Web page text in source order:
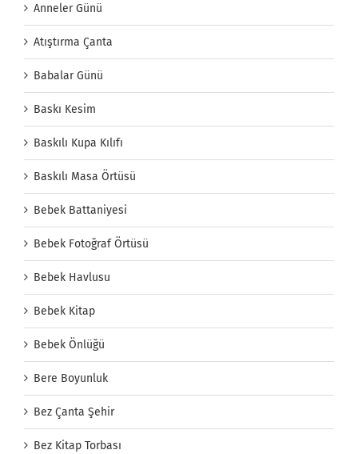
Anneler Günü
Atıştırma Çanta
Babalar Günü
Baskı Kesim
Baskılı Kupa Kılıfı
Baskılı Masa Örtüsü
Bebek Battaniyesi
Bebek Fotoğraf Örtüsü
Bebek Havlusu
Bebek Kitap
Bebek Önlüğü
Bere Boyunluk
Bez Çanta Şehir
Bez Kitap Torbası